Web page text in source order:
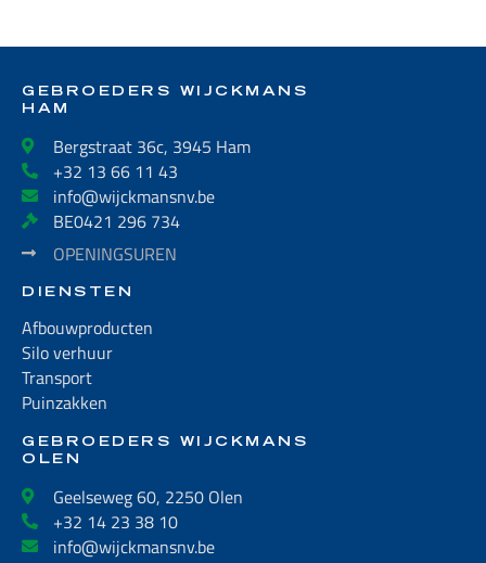
GEBROEDERS WIJCKMANS
HAM
Bergstraat 36c, 3945 Ham
+32 13 66 11 43
info@wijckmansnv.be
BE0421 296 734
OPENINGSUREN
DIENSTEN
Afbouwproducten
Silo verhuur
Transport
Puinzakken
GEBROEDERS WIJCKMANS
OLEN
Geelseweg 60, 2250 Olen
+32 14 23 38 10
info@wijckmansnv.be